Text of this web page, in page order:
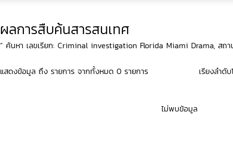
ผลการสืบค้นสารสนเทศ
“ ค้นหา เลขเรียก: Criminal investigation Florida Miami Drama, สถ
แสดงข้อมูล ถึง รายการ จากทั้งหมด 0 รายการ เรียงลำดั
ไม่พบข้อมูล